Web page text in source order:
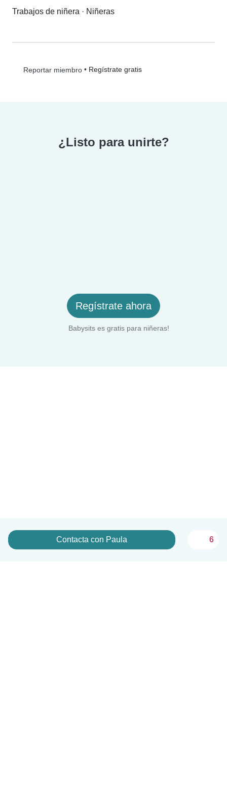
Trabajos de niñera · Niñeras
Reportar miembro• Regístrate gratis
¿Listo para unirte?
Regístrate ahora
Babysits es gratis para niñeras!
Contacta con Paula 6